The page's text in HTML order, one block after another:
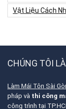
Vật Liệu Cách
CHÚNG TÔI
Làm Mái Tôn Sài
pháp và thi công
công trình tại